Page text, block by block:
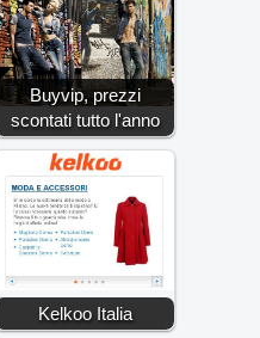
Buyvip, prezzi
scontati tutto l'anno
Kelkoo Italia